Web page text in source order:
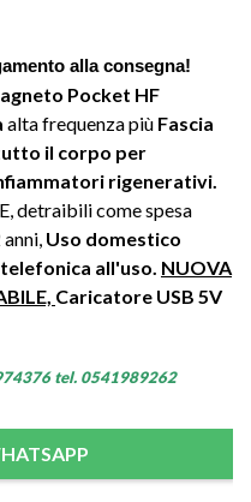
alla consegna!
Pocket HF
alta frequenza più Fascia
il corpo per
rigenerativi.
detraibili come spesa
Uso domestico
all'uso. NUOVA
Caricatore USB 5V
tel. 0541989262